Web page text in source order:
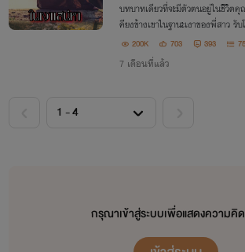
บทบาทเดียวที่จะมีตัวตนอยู่ในชีวิต
คียงข้างเขาในฐานะเงาของพี่สาว
แต่กว่ากริชจะรู้ความจริงก็ในวันที่ทุก
แล้ว
200K 703 393 75
7 เดือนที่แล้ว
กรุณาเข้าสู่ระบบเพื่อแสดงความคิ